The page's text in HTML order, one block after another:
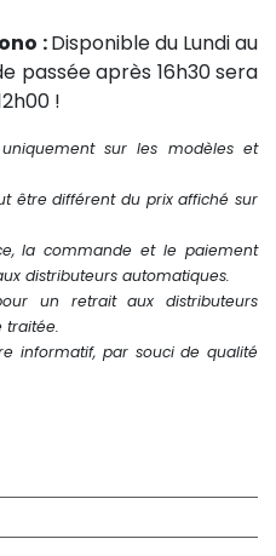
:Disponible du Lundi au
passée après 16h30 sera
!
sur les modèles et
être différent du prix affiché sur
la commande et le paiement
distributeurs automatiques.
un retrait aux distributeurs
traitée.
informatif, par souci de qualité